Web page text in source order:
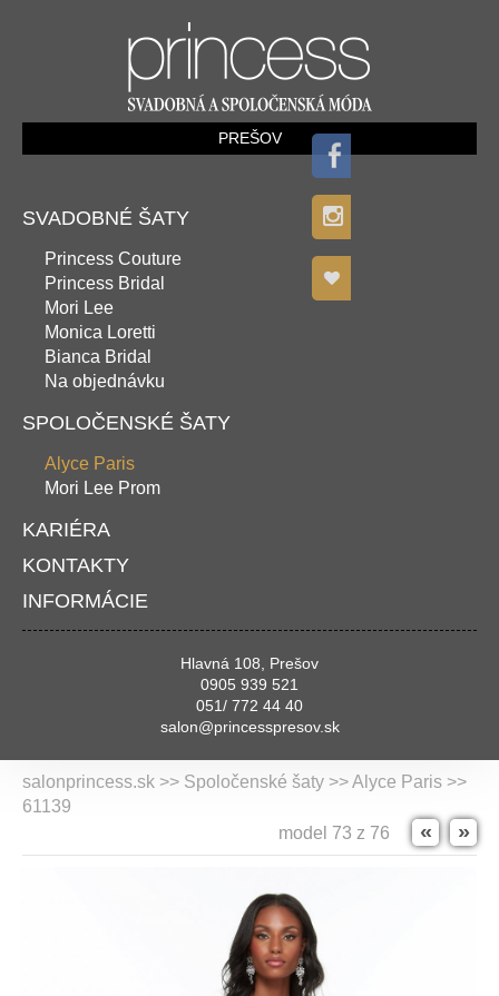
PREŠOV
SVADOBNÉ ŠATY
Princess Couture
Princess Bridal
Mori Lee
Monica Loretti
Bianca Bridal
Na objednávku
SPOLOČENSKÉ ŠATY
Alyce Paris
Mori Lee Prom
KARIÉRA
KONTAKTY
INFORMÁCIE
Hlavná 108, Prešov
0905 939 521
051/ 772 44 40
salon@princesspresov.sk
salonprincess.sk >> Spoločenské šaty >>Alyce Paris >>
61139
»
«
model 73 z 76